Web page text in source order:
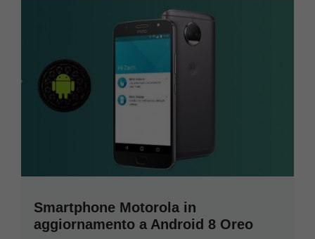
Smartphone Motorola in
aggiornamento a Android 8 Oreo